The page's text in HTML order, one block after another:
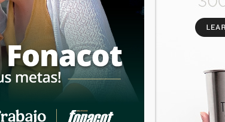
en una mesa de trabajo
Paz “Atención a